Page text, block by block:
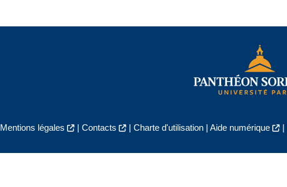
Mentions légales | Contacts | Charte d'utilisation| Aide numérique |